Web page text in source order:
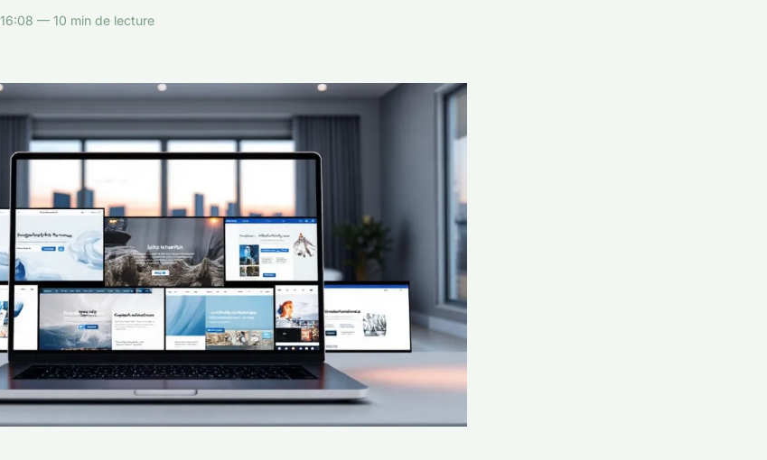
— 10 min de lecture